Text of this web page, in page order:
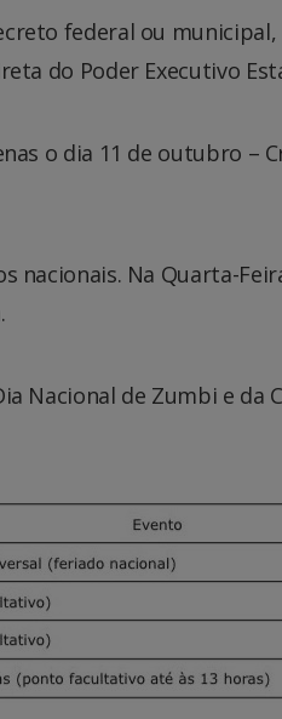
federal ou municipal,
do Poder Executivo
o dia 11 de outubro –
Na Quarta-
Nacional de Zumbi e da